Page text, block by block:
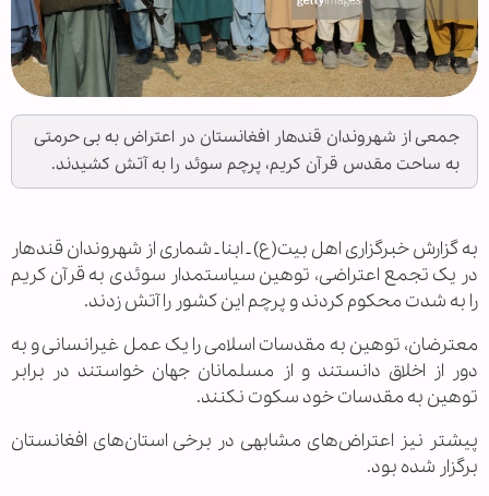
جمعی از شهروندان قندهار افغانستان در اعتراض به بی حرمتی
به ساحت مقدس قرآن کریم، پرچم سوئد را به آتش کشیدند.
به گزارش خبرگزاری اهل بیت(ع) ـ ابنا ـ شماری از شهروندان قندهار
در یک تجمع اعتراضی، توهین سیاستمدار سوئدی به قرآن کریم
را به شدت محکوم کردند و پرچم این کشور را آتش زدند.
معترضان، توهین به مقدسات اسلامی را یک عمل غیرانسانی و به
دور از اخلاق دانستند و از مسلمانان جهان خواستند در برابر
توهین به مقدسات خود سکوت نکنند.
پیشتر نیز اعتراض‌های مشابهی در برخی استان‌های افغانستان
برگزار شده بود.